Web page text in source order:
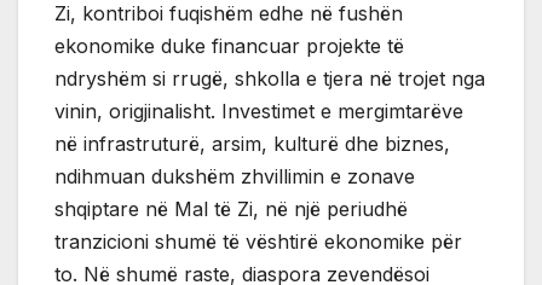
Zi, kontriboi fuqishëm edhe në fushën
ekonomike duke financuar projekte të
ndryshëm si rrugë, shkolla e tjera në trojet nga
vinin, origjinalisht. Investimet e mergimtarëve
në infrastruturë, arsim, kulturë dhe biznes,
ndihmuan dukshëm zhvillimin e zonave
shqiptare në Mal të Zi, në një periudhë
tranzicioni shumë të vështirë ekonomike për
to. Në shumë raste, diaspora zevendësoi